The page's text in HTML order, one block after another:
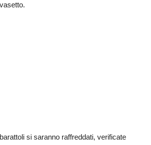
si saranno raffreddati, verificate